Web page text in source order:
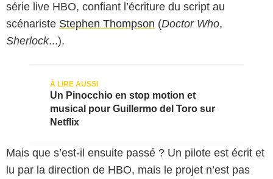
série live HBO, confiant l’écriture du script au
scénariste Stephen Thompson (Doctor Who,
Sherlock...).
Un Pinocchio en stop motion et
musical pour Guillermo del Toro sur
Netflix
Mais que s’est-il ensuite passé ? Un pilote est écrit et
lu par la direction de HBO, mais le projet n’est pas